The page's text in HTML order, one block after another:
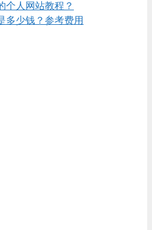
个人网站教程？
多少钱？参考费用